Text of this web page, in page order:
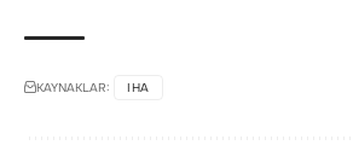
KAYNAKLAR: IHA